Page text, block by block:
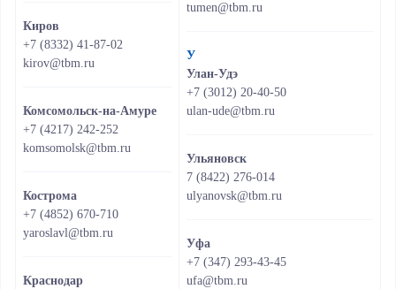
Киров
+7 (8332) 41-87-02
kirov@tbm.ru
Комсомольск-на-Амуре
+7 (4217) 242-252
komsomolsk@tbm.ru
Кострома
+7 (4852) 670-710
yaroslavl@tbm.ru
Краснодар
tumen@tbm.ru
У
Улан-Удэ
+7 (3012) 20-40-50
ulan-ude@tbm.ru
Ульяновск
7 (8422) 276-014
ulyanovsk@tbm.ru
Уфа
+7 (347) 293-43-45
ufa@tbm.ru